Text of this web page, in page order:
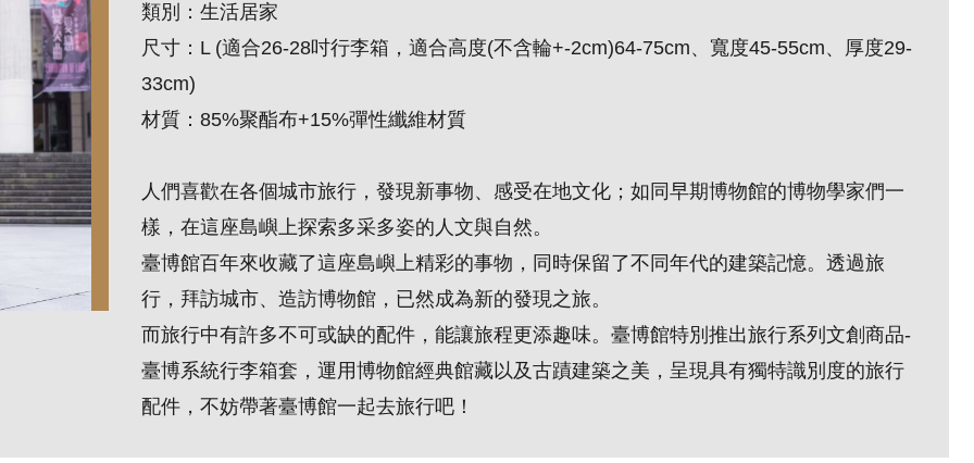
類別：生活居家
尺寸： L (適合26-28吋行李箱，適合高度(不含輪+-2cm)64-75cm、寬度45-55cm、厚度29-
33cm)
材質： 85%聚酯布+15%彈性纖維材質
人們喜歡在各個城市旅行，發現新事物、感受在地文化；如同早期博物館的博物學家們一
樣，在這座島嶼上探索多采多姿的人文與自然。
臺博館百年來收藏了這座島嶼上精彩的事物，同時保留了不同年代的建築記憶。透過旅
行，拜訪城市、造訪博物館，已然成為新的發現之旅。
而旅行中有許多不可或缺的配件，能讓旅程更添趣味。臺博館特別推出旅行系列文創商品-
臺博系統行李箱套，運用博物館經典館藏以及古蹟建築之美，呈現具有獨特識別度的旅行
配件，不妨帶著臺博館一起去旅行吧！